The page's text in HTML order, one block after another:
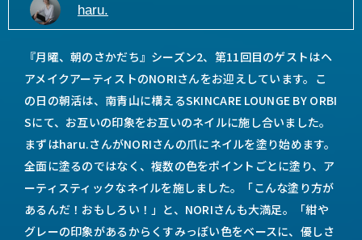
haru.
『月曜、朝のさかだち』シーズン2、第11回目のゲストはヘ
アメイクアーティストのNORIさんをお迎えしています。こ
の日の朝活は、南青山に構えるSKINCARE LOUNGE BY ORBI
Sにて、お互いの印象をお互いのネイルに施し合いました。
まずはharu.さんがNORIさんの爪にネイルを塗り始めます。
全面に塗るのではなく、複数の色をポイントごとに塗り、ア
ーティスティックなネイルを施しました。「こんな塗り方が
あるんだ！おもしろい！」と、NORIさんも大満足。「紺や
グレーの印象があるからくすみっぽい色をベースに、優しさ